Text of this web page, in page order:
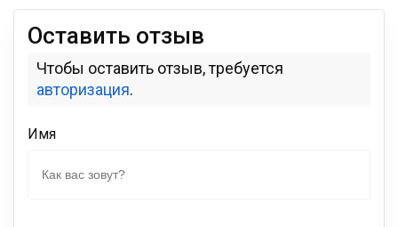
Оставить отзыв
Чтобы оставить отзыв, требуется
авторизация.
Имя